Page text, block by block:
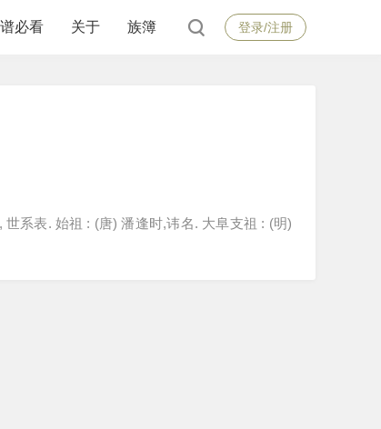
登录/注册
必看 关于 族簿
系表. 始祖 : (唐) 潘逢时,讳名. 大阜支祖 : (明)